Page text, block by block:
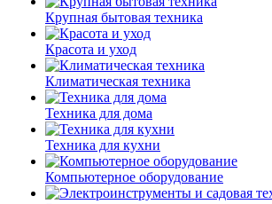
Крупная бытовая техника
Красота и уход
Климатическая техника
Техника для дома
Техника для кухни
Компьютерное оборудование